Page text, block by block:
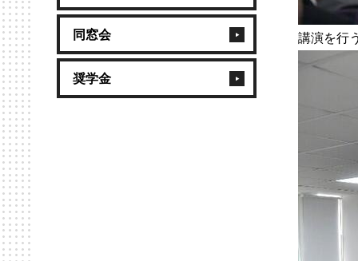
同窓会
奨学金
講演を行